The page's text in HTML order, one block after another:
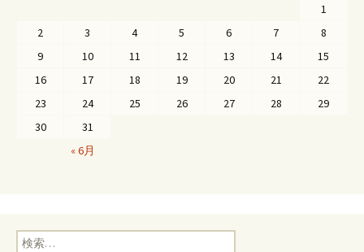
1
2
3 4 5 6 7
8
9
10 11 12 13 14
15
16
17 18 19 20 21
22
23
24 25 26 27 28
29
30
31
« 6月
検